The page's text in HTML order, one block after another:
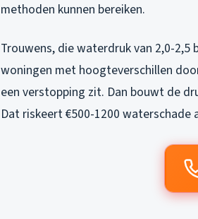
methoden kunnen bereiken.
Trouwens, die waterdruk van 2,0-
woningen met hoogteverschillen
een verstopping zit. Dan bouwt de
Dat riskeert €500-1200 waterschade